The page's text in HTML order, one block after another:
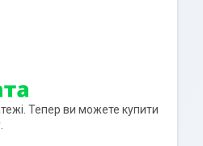
Тепер ви можете купити